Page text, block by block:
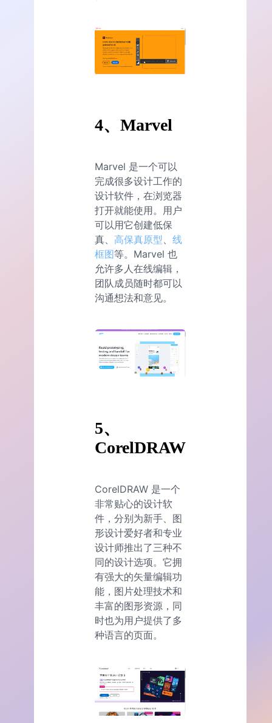
4、Marvel
Marvel 是一个可以
完成很多设计工作的
设计软件，在浏览器
打开就能使用。用户
可以用它创建低保
真、 高保真原型、 线
框图等。Marvel 也
允许多人在线编辑，
团队成员随时都可以
沟通想法和意见。
5、
CorelDRAW
CorelDRAW 是一个
非常贴心的设计软
件，分别为新手、图
形设计爱好者和专业
设计师推出了三种不
同的设计选项。它拥
有强大的矢量编辑功
能，图片处理技术和
丰富的图形资源，同
时也为用户提供了多
种语言的页面。